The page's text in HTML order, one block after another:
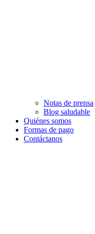
Notas de prensa
Blog saludable
Quiénes somos
Formas de pago
Contáctanos